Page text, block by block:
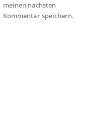
meinen nächsten
Kommentar speichern.